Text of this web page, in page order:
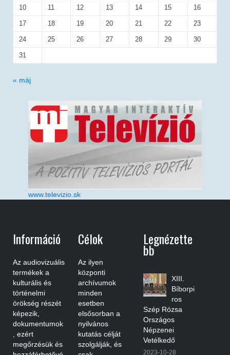
10 11 12 13 14 15 16
17 18 19 20 21 22 23
24 25 26 27 28 29 30
31
« máj
www.televizio.sk
Információ
Az audiovizuális
termékek a
kulturális és
történelmi
örökség részét
képezik,
dokumentumok
, ezért
megőrzésük és
Célok
Az ilyen
központi
archívumok
minden
esetben
elsősorban a
nyilvános
kutatás célját
szolgálják, és
Legnézette
Bb
XIII.
Bíborpi
ros
Szép Rózsa
Országos
Népzenei
Vetélkedő
2023-10-28